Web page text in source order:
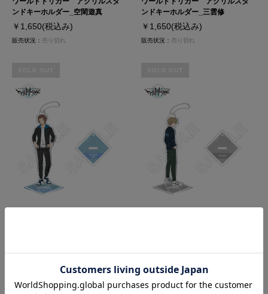
ンドキーホルダー_空閑遊真
￥1,650(税込み)
販売状況： 売り切れ
ンドキーホルダー_三雲修
￥1,650(税込み)
販売状況：売り切れ
￥1,650(税込み)
売り切れ
￥1,650(税込み)
販売状況：売り切れ